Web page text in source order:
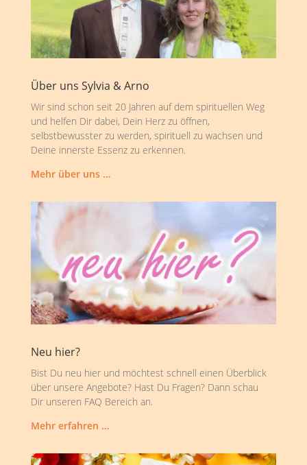
Über uns Sylvia & Arno
Wir sind schon seit 20 Jahren auf dem spirituellen Weg
und helfen Dir dabei, Dein Herz zu öffnen,
selbstbewusster zu werden, spirituell zu wachsen und
Deine innerste Essenz zu erkennen.
Mehr über uns …
Neu hier?
Bist Du neu hier und möchtest schnell einen Überblick
über unsere Angebote? Hast Du Fragen? Dann schau
Dir unseren FAQ Bereich an.
Mehr erfahren …